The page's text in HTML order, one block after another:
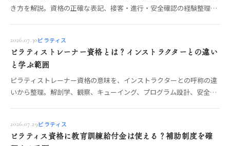
き方を解説。資格の正確な表記、接客・進行・安全確認の経験整理、
2026.07.30ピラティス
ピラティストレーナー資格とは？インストラクターとの違い
と学ぶ範囲
ピラティストレーナー資格の意味を、インストラクターとの呼称の違
いから整理。解剖学、観察、キューイング、プログラム設計、安全管
2026.07.29ピラティス
ピラティス資格に教育訓練給付金は使える？補助制度を確